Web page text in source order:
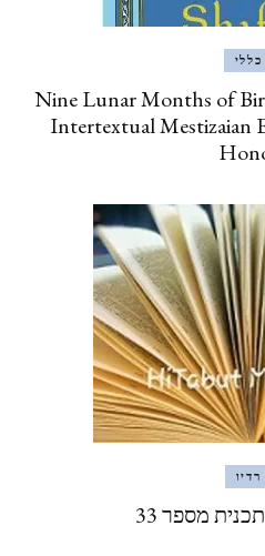
כללי
Nine Lunar Months of
Intertextual Mestizaian
רדיו